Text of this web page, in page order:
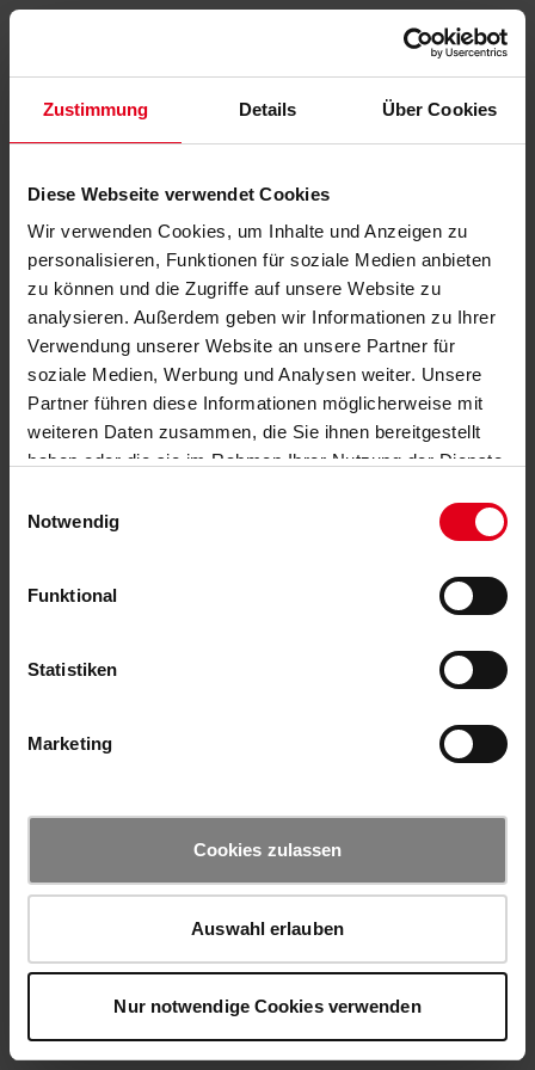
Zustimmung Details Über Cookies
Diese Webseite verwendet Cookies
Wir verwenden Cookies, um Inhalte und Anzeigen zu
personalisieren, Funktionen für soziale Medien anbieten
zu können und die Zugriffe auf unsere Website zu
analysieren. Außerdem geben wir Informationen zu Ihrer
Verwendung unserer Website an unsere Partner für
soziale Medien, Werbung und Analysen weiter. Unsere
Partner führen diese Informationen möglicherweise mit
weiteren Daten zusammen, die Sie ihnen bereitgestellt
haben oder die sie im Rahmen Ihrer Nutzung der Dienste
Notwendig
Funktional
Statistiken
Marketing
Cookies zulassen
Auswahl erlauben
Nur notwendige Cookies verwenden